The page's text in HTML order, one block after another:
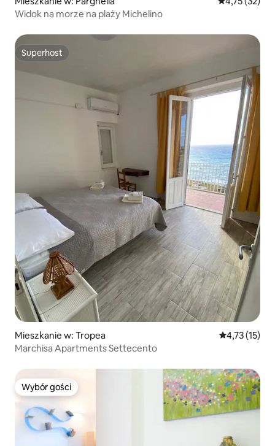
Widok na morze na plaży Michelino
Superhost
Superhost
Mieszkanie w: Tropea Średnia
4,73 (15)
Marchisa Apartments Settecento
Wybór gości
Wybór gości